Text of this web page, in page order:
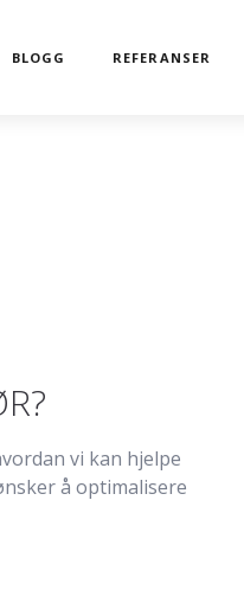
BLOGG REFERANSER
vi kan hjelpe
å optimalisere